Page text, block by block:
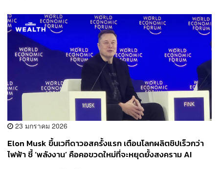
23 มกราคม 2026
Elon Musk ขึ้นเวทีดาวอสครั้งแรก เตือนโลกผลิตชิปเร็วกว่า
ไฟฟ้า ชี้ ‘พลังงาน’ คือคอขวดใหม่ที่จะหยุดยั้งสงคราม AI